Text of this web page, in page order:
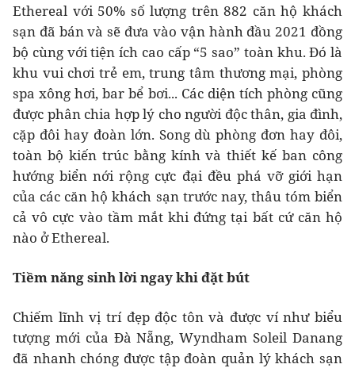
Ethereal với 50% số lượng trên 882 căn hộ khách
sạn đã bán và sẽ đưa vào vận hành đầu 2021 đồng
bộ cùng với tiện ích cao cấp “5 sao” toàn khu. Đó là
khu vui chơi trẻ em, trung tâm thương mại, phòng
spa xông hơi, bar bể bơi... Các diện tích phòng cũng
được phân chia hợp lý cho người độc thân, gia đình,
cặp đôi hay đoàn lớn. Song dù phòng đơn hay đôi,
toàn bộ kiến trúc bằng kính và thiết kế ban công
hướng biển nới rộng cực đại đều phá vỡ giới hạn
của các căn hộ khách sạn trước nay, thâu tóm biển
cả vô cực vào tầm mắt khi đứng tại bất cứ căn hộ
nào ở Ethereal.
Tiềm năng sinh lời ngay khi đặt bút
Chiếm lĩnh vị trí đẹp độc tôn và được ví như biểu
tượng mới của Đà Nẵng, Wyndham Soleil Danang
đã nhanh chóng được tập đoàn quản lý khách sạn